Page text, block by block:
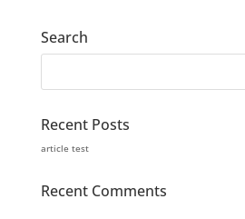
Search
Recent Posts
article test
Recent Comments